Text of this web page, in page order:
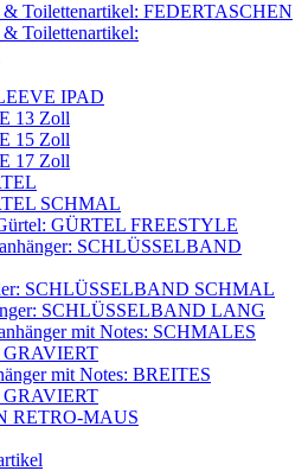
& Toilettenartikel: FEDERTASCHEN
Toilettenartikel:
IPAD
13 Zoll
15 Zoll
17 Zoll
SCHMAL
GÜRTEL FREESTYLE
SCHLÜSSELBAND
SCHLÜSSELBAND SCHMAL
SCHLÜSSELBAND LANG
mit Notes: SCHMALES
mit Notes: BREITES
RETRO-MAUS